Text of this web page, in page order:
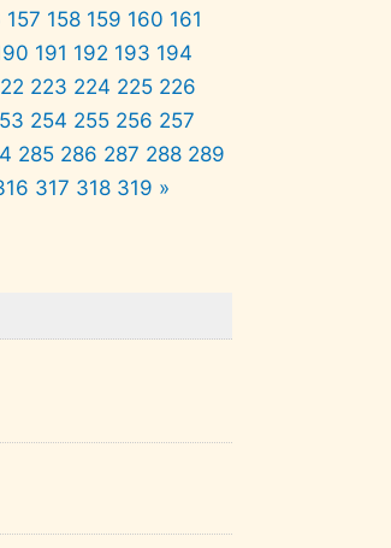
157 158 159 160 161
191 192 193 194
223 224 225 226
254 255 256 257
285 286 287 288 289
317 318 319 »